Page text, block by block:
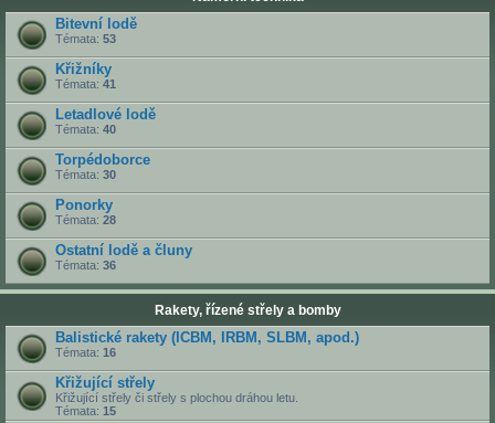
Bitevní lodě
Témata: 53
Křižníky
Témata: 41
Letadlové lodě
Témata: 40
Torpédoborce
Témata: 30
Ponorky
Témata: 28
Ostatní lodě a čluny
Témata: 36
Rakety, řízené střely a bomby
Balistické rakety (ICBM, IRBM, SLBM, apod.)
Témata: 16
Křižující střely
Křižující střely či střely s plochou dráhou letu.
Témata: 15